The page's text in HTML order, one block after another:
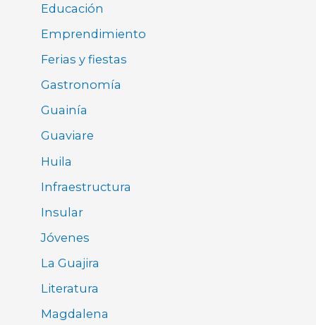
Educación
Emprendimiento
Ferias y fiestas
Gastronomía
Guainía
Guaviare
Huila
Infraestructura
Insular
Jóvenes
La Guajira
Literatura
Magdalena